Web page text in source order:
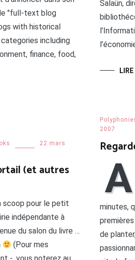
"full-text blog
with historical
including
finance, food,
Salaün,
2007
A
minutes,
de
22 mars
(et autres
scoop pour le petit
indépendante à
du salon du livre …
(Pour mes